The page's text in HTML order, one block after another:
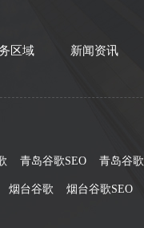
区域 新闻资讯
青岛谷歌SEO 青岛谷歌
烟台谷歌 烟台谷歌SEO